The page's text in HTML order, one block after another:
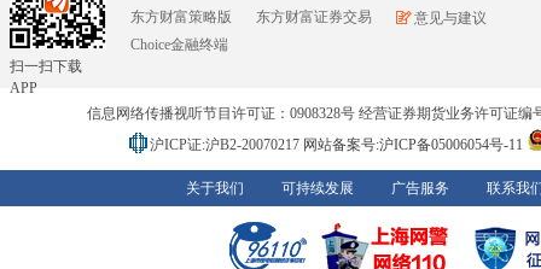
扫一扫下载
APP
东方财富策略版
Choice金融终端
东方财富证券交易
意见与建议
信息网络传播视听节目许可证：0908328号 经营证券期货业务许可证编
沪ICP证:沪B2-20070217 网站备案号:沪ICP备05006054号-11
关于我们 可持续发展 广告服务 联系我